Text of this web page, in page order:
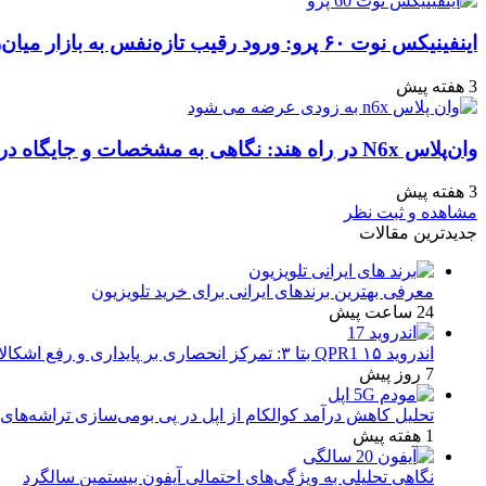
اینفینیکس نوت ۶۰ پرو: ورود رقیب تازه‌نفس به بازار میان‌رده هند
3 هفته پیش
وان‌پلاس N6x در راه هند: نگاهی به مشخصات و جایگاه در بازار
3 هفته پیش
مشاهده و ثبت نظر
جدیدترین مقالات
معرفی بهترین برندهای ایرانی برای خرید تلویزیون
24 ساعت پیش
اندروید ۱۵ QPR1 بتا ۳: تمرکز انحصاری بر پایداری و رفع اشکالات
7 روز پیش
تحلیل کاهش درآمد کوالکام از اپل در پی بومی‌سازی
1 هفته پیش
نگاهی تحلیلی به ویژگی‌های احتمالی آیفون بیستمین سالگرد